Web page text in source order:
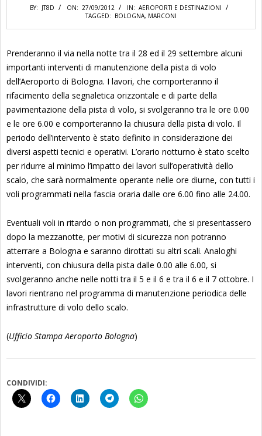
BY: JT8D ON: 27/09/2012 IN: AEROPORTI E DESTINAZIONI
TAGGED: BOLOGNA, MARCONI
Prenderanno il via nella notte tra il 28 ed il 29 settembre alcuni
importanti interventi di manutenzione della pista di volo
dell’Aeroporto di Bologna. I lavori, che comporteranno il
rifacimento della segnaletica orizzontale e di parte della
pavimentazione della pista di volo, si svolgeranno tra le ore 0.00
e le ore 6.00 e comporteranno la chiusura della pista di volo. Il
periodo dell’intervento è stato definito in considerazione dei
diversi aspetti tecnici e operativi. L’orario notturno è stato scelto
per ridurre al minimo l’impatto dei lavori sull’operatività dello
scalo, che sarà normalmente operante nelle ore diurne, con tutti i
voli programmati nella fascia oraria dalle ore 6.00 fino alle 24.00.
Eventuali voli in ritardo o non programmati, che si presentassero
dopo la mezzanotte, per motivi di sicurezza non potranno
atterrare a Bologna e saranno dirottati su altri scali. Analoghi
interventi, con chiusura della pista dalle 0.00 alle 6.00, si
svolgeranno anche nelle notti tra il 5 e il 6 e tra il 6 e il 7 ottobre. I
lavori rientrano nel programma di manutenzione periodica delle
infrastrutture di volo dello scalo.
(Ufficio Stampa Aeroporto Bologna)
CONDIVIDI: